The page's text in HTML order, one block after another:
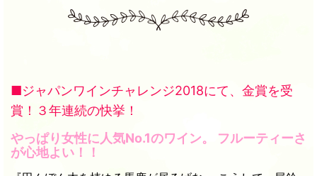
■ジャパンワインチャレンジ2018にて、金賞を受
賞！３年連続の快挙！
やっぱり女性に人気No.1のワイン。 フルーティーさ
が心地よい！！